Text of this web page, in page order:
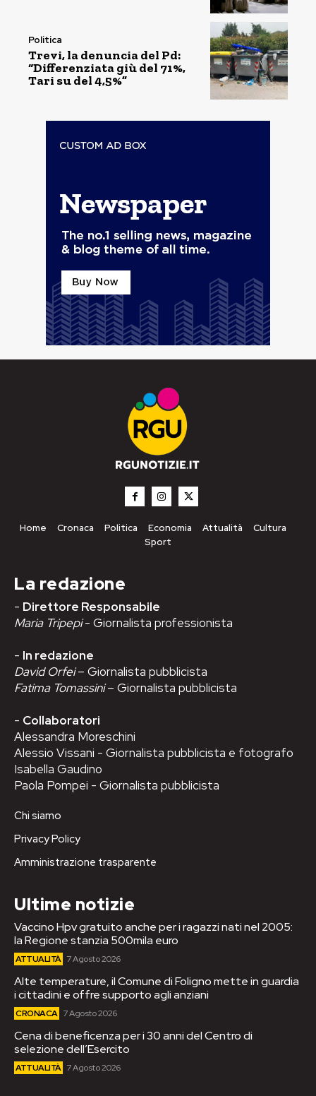
Politica
Trevi, la denuncia del Pd:
“Differenziata giù del 71%,
Tari su del 4,5%”
Home Cronaca Politica Economia Attualità
Cultura
Sport
La redazione
- Direttore Responsabile
Maria Tripepi- Giornalista professionista
- In redazione
David Orfei– Giornalista pubblicista
Fatima Tomassini– Giornalista pubblicista
- Collaboratori
Alessandra Moreschini
Alessio Vissani - Giornalista pubblicista e fotografo
Isabella Gaudino
Paola Pompei - Giornalista pubblicista
Chi siamo
Privacy Policy
Amministrazione trasparente
Ultime notizie
Vaccino Hpv gratuito anche per i ragazzi nati nel 2005:
la Regione stanzia 500mila euro
ATTUALITÀ 7 Agosto 2026
Alte temperature, il Comune di Foligno mette in guardia
i cittadini e offre supporto agli anziani
CRONACA 7 Agosto 2026
Cena di beneficenza per i 30 anni del Centro di
selezione dell’Esercito
ATTUALITÀ 7 Agosto 2026